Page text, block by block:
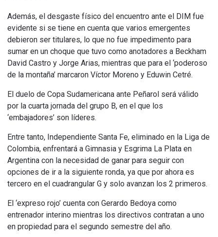
Además, el desgaste físico del encuentro ante el DIM fue
evidente si se tiene en cuenta que varios emergentes
debieron ser titulares, lo que no fue impedimento para
sumar en un choque que tuvo como anotadores a Beckham
David Castro y Jorge Arias, mientras que para el ‘poderoso
de la montaña’ marcaron Víctor Moreno y Eduwin Cetré.
El duelo de Copa Sudamericana ante Peñarol será válido
por la cuarta jornada del grupo B, en el que los
‘embajadores’ son líderes.
Entre tanto, Independiente Santa Fe, eliminado en la Liga de
Colombia, enfrentará a Gimnasia y Esgrima La Plata en
Argentina con la necesidad de ganar para seguir con
opciones de ir a la siguiente ronda, ya que por ahora es
tercero en el cuadrangular G y solo avanzan los 2 primeros.
El ‘expreso rojo’ cuenta con Gerardo Bedoya como
entrenador interino mientras los directivos contratan a uno
en propiedad para el segundo semestre del año.